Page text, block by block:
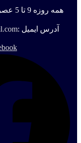
همه روزه 9 تا 5 عصر پاسخگوی شمائیم
آدرس ایمیل :